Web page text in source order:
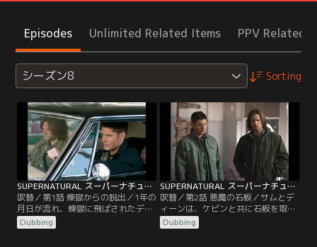
Episodes Unlimited Related Items PPV Related
シーズン8 Sorting
SUPERNATURAL スーパーナチュラル シーズン8 第01話／吹替
吹替／第1話 煉獄からの脱出／1年の
月日が流れ、煉獄に飛ばされたディ
ーンがある人物と共に元の世界へ帰
ってきた。兄弟は再会を喜ぶもの
Dubbing
SUPERNATURAL スーパーナチュラル シーズン8 第02話／吹替
吹替／第2話 悪魔の石板／サムとデ
ィーンは、ケビンと共に石板を取り
に行くためにワイオミングへ向かっ
ていたが、途中、ケビンが母親の無
Dubbing